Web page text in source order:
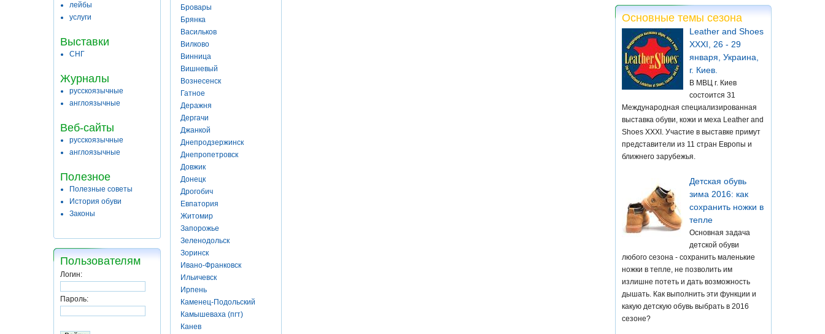
лейбы
услуги
Выставки
СНГ
Журналы
русскоязычные
англоязычные
Веб-сайты
русскоязычные
англоязычные
Полезное
Полезные советы
История обуви
Законы
Пользователям
Логин:
Пароль:
Бровары
Брянка
Васильков
Вилково
Винница
Вишневый
Вознесенск
Гатное
Деражня
Дергачи
Джанкой
Днепродзержинск
Днепропетровск
Довжик
Донецк
Дрогобич
Евпатория
Житомир
Запорожье
Зеленодольск
Зоринск
Ивано-Франковск
Ильичевск
Ирпень
Каменец-Подольский
Камышеваха (пгт)
Канев
Основные темы сезона
Leather and Shoes
XXXI, 26 - 29
января, Украина,
г. Киев.
В МВЦ г. Киев
состоится 31
Международная специализированная
выставка обуви, кожи и меха Leather and
Shoes XXXI. Участие в выставке примут
представители из 11 стран Европы и
ближнего зарубежья.
Детская обувь
зима 2016: как
сохранить ножки в
тепле
Основная задача
детской обуви
любого сезона - сохранить маленькие
ножки в тепле, не позволить им
излишне потеть и дать возможность
дышать. Как выполнить эти функции и
какую детскую обувь выбрать в 2016
сезоне?